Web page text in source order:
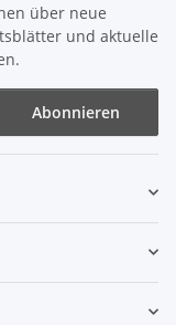
über neue
und aktuelle
Abonnieren